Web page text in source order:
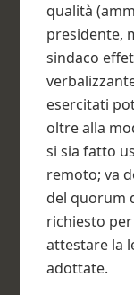
qualità
presidente,
sindaco
esercitati
oltre alla
si sia fatto
remoto; va
del quorum
richiesto
attestare la
adottate.